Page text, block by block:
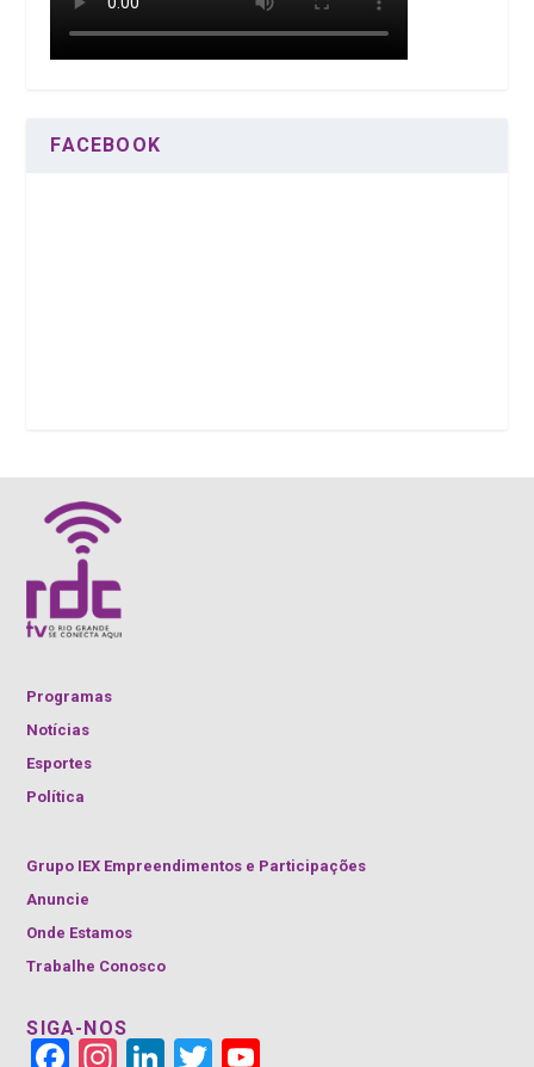
FACEBOOK
Programas
Notícias
Esportes
Política
Grupo IEX Empreendimentos e Participações
Anuncie
Onde Estamos
Trabalhe Conosco
SIGA-NOS
Face
Insta
Link
Twitt